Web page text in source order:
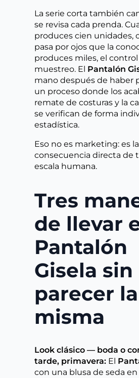
La serie corta también
se revisa cada prenda.
produces cien unidades,
pasa por ojos que la
produces miles, el
muestreo. El Pantalón
mano después de haber
un proceso donde los
remate de costuras y la
se verifican de forma
estadística.
Eso no es marketing: es la
consecuencia directa de
escala humana.
Tres
de llevar
Pantalón
Gisela sin
parecer la
misma
Look clásico — boda o
tarde, primavera: El
con una blusa de seda